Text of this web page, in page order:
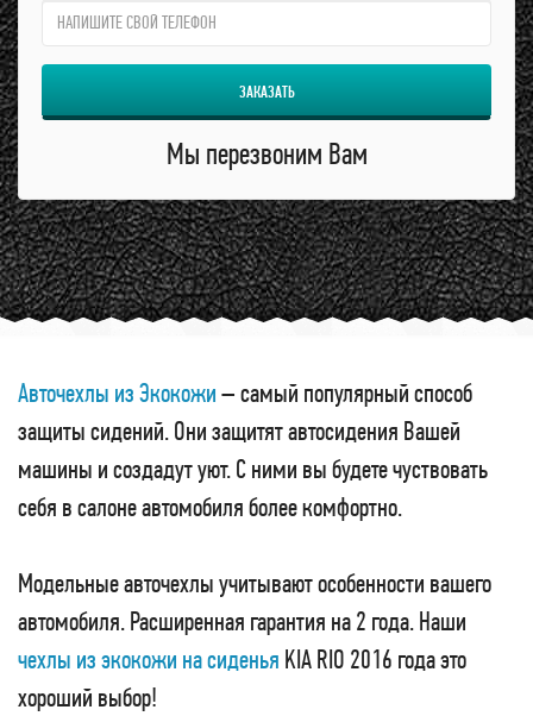
qzw:
ЗАКАЗАТЬ
Мы перезвоним Вам
Авточехлы из Экокожи– самый популярный способ
защиты сидений. Они защитят автосидения Вашей
машины и создадут уют. С ними вы будете чуствовать
себя в салоне автомобиля более комфортно.
Модельные авточехлы учитывают особенности вашего
автомобиля. Расширенная гарантия на 2 года. Наши
чехлы из экокожи на сиденья KIA RIO 2016 года это
хороший выбор!